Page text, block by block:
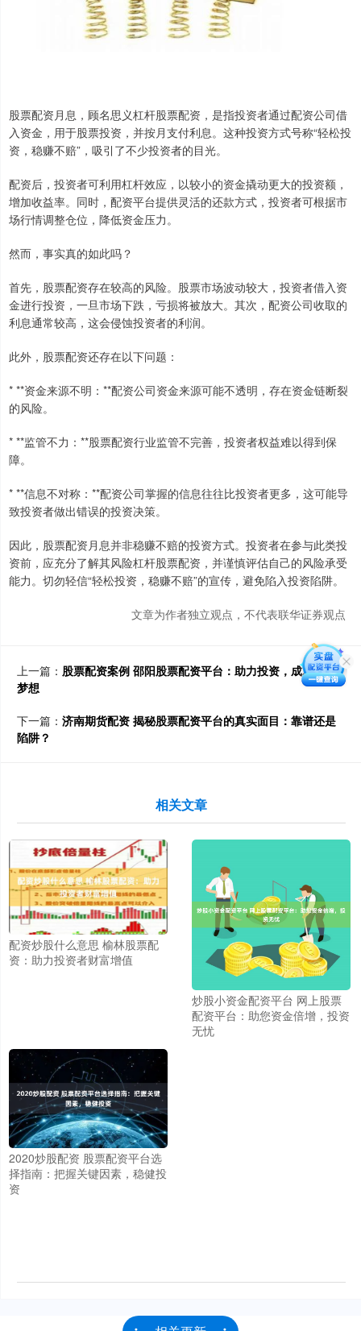
股票配资月息，顾名思义杠杆股票配资，是指投资者通过配资公司借
入资金，用于股票投资，并按月支付利息。这种投资方式号称“轻松投
资，稳赚不赔”，吸引了不少投资者的目光。
配资后，投资者可利用杠杆效应，以较小的资金撬动更大的投资额，
增加收益率。同时，配资平台提供灵活的还款方式，投资者可根据市
场行情调整仓位，降低资金压力。
然而，事实真的如此吗？
首先，股票配资存在较高的风险。股票市场波动较大，投资者借入资
金进行投资，一旦市场下跌，亏损将被放大。其次，配资公司收取的
利息通常较高，这会侵蚀投资者的利润。
此外，股票配资还存在以下问题：
* **资金来源不明：**配资公司资金来源可能不透明，存在资金链断裂
的风险。
* **监管不力：**股票配资行业监管不完善，投资者权益难以得到保
障。
* **信息不对称：**配资公司掌握的信息往往比投资者更多，这可能导
致投资者做出错误的投资决策。
因此，股票配资月息并非稳赚不赔的投资方式。投资者在参与此类投
资前，应充分了解其风险杠杆股票配资，并谨慎评估自己的风险承受
能力。切勿轻信“轻松投资，稳赚不赔”的宣传，避免陷入投资陷阱。
文章为作者独立观点，不代表联华证券观点
上一篇： 股票配资案例 邵阳股票配资平台：助力投资，成就财富
梦想
下一篇： 济南期货配资 揭秘股票配资平台的真实面目：靠谱还是
陷阱？
相关文章
配资炒股什么意思 榆林股票配
资：助力投资者财富增值
炒股小资金配资平台 网上股票
配资平台：助您资金倍增，投资
无忧
2020炒股配资 股票配资平台选
择指南：把握关键因素，稳健投
资